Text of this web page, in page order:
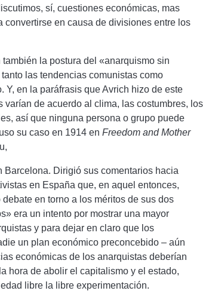
sí, cuestiones económicas, mas
convertirse en causa de divisiones entre los
la postura del «anarquismo sin
las tendencias comunistas como
en la paráfrasis que Avrich hizo de este
de acuerdo al clima, las costumbres, los
así que ninguna persona o grupo puede
su caso en 1914 en Freedom and Mother
Barcelona. Dirigió sus comentarios hacia
en España que, en aquel entonces,
en torno a los méritos de sus dos
era un intento por mostrar una mayor
y para dejar en claro que los
un plan económico preconcebido – aún
económicas de los anarquistas deberían
hora de abolir el capitalismo y el estado,
libre la libre experimentación.